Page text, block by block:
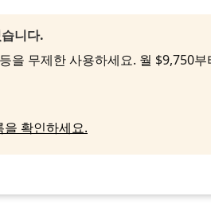
니다.
을 무제한 사용하세요. 월 $9,750
확인하세요.